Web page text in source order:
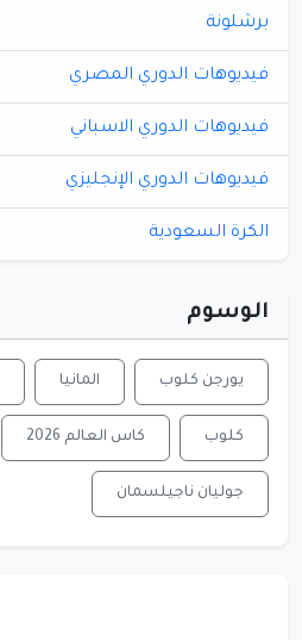
برشلونة
فيديوهات الدوري المصري
فيديوهات الدوري الاسباني
فيديوهات الدوري الإنجليزي
الكرة السعودية
الوسوم
يورجن كلوب المانيا
كلوب كاس العالم 2026
جوليان ناجيلسمان